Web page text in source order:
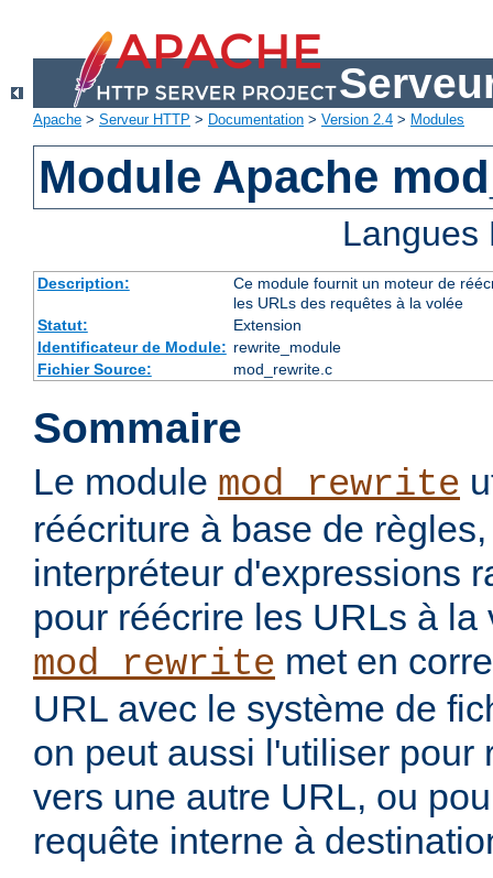
Apache > Serveur HTTP > Documentation > Version 2.4 > Modules
Module Apache
Description:
Ce module fournit un moteur de
les URLs des requêtes à la volée
Statut:
Extension
Identificateur de Module: rewrite_module
Fichier Source:
mod_rewrite.c
Sommaire
Le module mod_rewrite
réécriture à base de
interpréteur d'expressions
pour réécrire les URLs à la
mod_rewrite met en
URL avec le système de
on peut aussi l'utiliser pour
vers une autre URL, ou
requête interne à